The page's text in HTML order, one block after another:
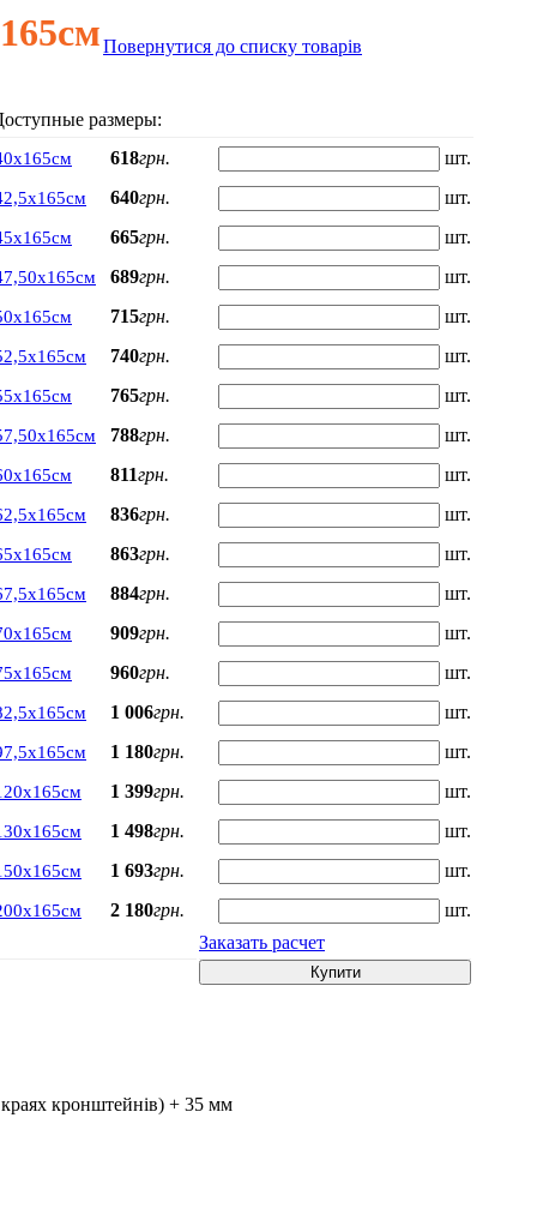
Повернутися до списку товарів
размеры:
618грн. шт.
640грн. шт.
665грн. шт.
689грн. шт.
715грн. шт.
740грн. шт.
765грн. шт.
788грн. шт.
811грн. шт.
836грн. шт.
863грн. шт.
884грн. шт.
909грн. шт.
960грн. шт.
1 006грн. шт.
1 180грн. шт.
1 399грн. шт.
1 498грн. шт.
1 693грн. шт.
2 180грн.
шт.
Заказать расчет
Купити
кронштейнів) + 35 мм